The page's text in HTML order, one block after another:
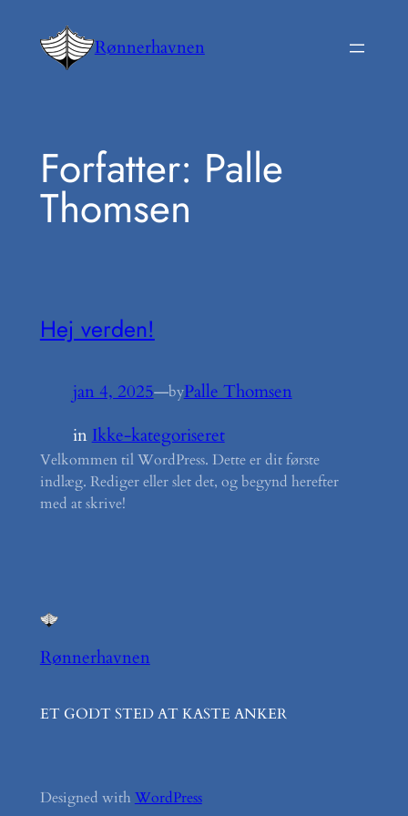
indhold
Rønnerhavnen
Forfatter: Palle
Thomsen
Hej verden!
jan 4, 2025—byPalle Thomsen
in Ikke-kategoriseret
Velkommen til WordPress. Dette er dit første
indlæg. Rediger eller slet det, og begynd herefter
med at skrive!
Rønnerhavnen
ET GODT STED AT KASTE ANKER
Designed with WordPress